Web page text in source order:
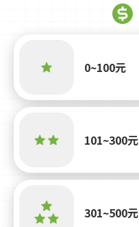
0~100元
101~300元
301~500元